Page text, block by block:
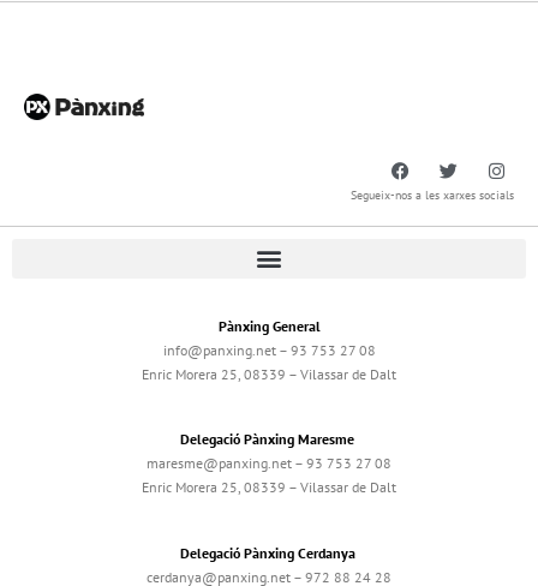
Segueix-nos a les xarxes socials
Pànxing General
info@panxing.net – 93 753 27 08
Enric Morera 25, 08339 – Vilassar de Dalt
Delegació Pànxing Maresme
maresme@panxing.net – 93 753 27 08
Enric Morera 25, 08339 – Vilassar de Dalt
Delegació Pànxing Cerdanya
cerdanya@panxing.net – 972 88 24 28